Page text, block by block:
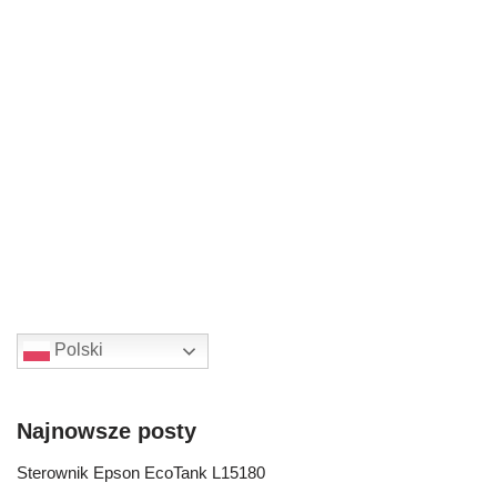
Polski
Najnowsze posty
Sterownik Epson EcoTank L15180